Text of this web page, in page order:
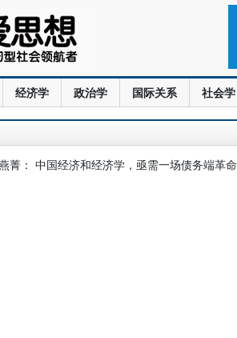
经济学 政治学 国际关系 社会学
菁： 中国经济和经济学，亟需一场债务端革命